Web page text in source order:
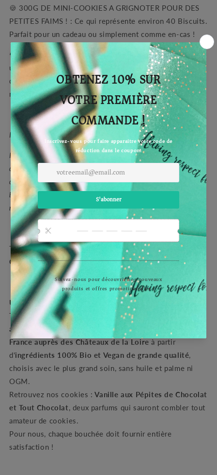
🍪 300G DE MINI-COOKIES A GRIGNOTER POUR DES
PETITES FAIMS ! : Ce qui représente environ 40 Biscuits.
Parfait pour un cadeau ou simplement comme en-cas !
🍁
UN EMBALLAGE ECOLOGIQUE : Nous avons choisi
un emballage en carton kraft simple pour un minimum
d'impact écologique. Il est 100% recyclable ou peut être
réutilisé pour du rangement
Ingrédients :
Farine de blé*, sucre de canne blond*, huile de coco*, noix
de pécan*, purée d’amande*, poudre d’amande*, sirop
d’érable du Canada*, poudre à lever* (amidon de blé,
bicarbonate de sodium, tartrate monopotassique), sel
marin*. *Ingrédient issu de l’agriculture biologique.
THE VEGAN ELEPHANT PRODUCTS, DES PRODUITS
QUI FONT RIMER ÉTHIQUE ET QUALITÉ
UNE QUALITÉ À LA HAUTEUR DE NOTRE AMBITION
The Vegan Elephant Cookies sont issus d'une
artisanale dans notre atelier situé dans le centre de la
France auprès des Châteaux de la Loire à partir
d'ingrédients 100% Bio et Vegan de grande qualité,
choisis avec le plus grand soin, sans huile et palme ni
OGM.
Retrouvez nos cookies : Vanille aux Pépites de Chocolat
et Tout Chocolat, deux parfums qui sauront combler tout
amateur de cookies.
Pour nous, chaque bouchée doit fournir entière
satisfaction !